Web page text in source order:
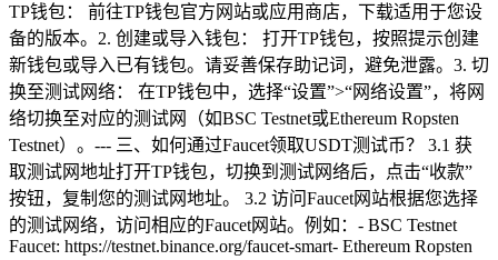
TP钱包： 前往TP钱包官方网站或应用商店，下载适用于您设
备的版本。2. 创建或导入钱包： 打开TP钱包，按照提示创建
新钱包或导入已有钱包。请妥善保存助记词，避免泄露。3. 切
换至测试网络： 在TP钱包中，选择“设置”>“网络设置”，将网
络切换至对应的测试网（如BSC Testnet或Ethereum Ropsten
Testnet）。--- 三、如何通过Faucet领取USDT测试币？ 3.1 获
取测试网地址打开TP钱包，切换到测试网络后，点击“收款”
按钮，复制您的测试网地址。 3.2 访问Faucet网站根据您选择
的测试网络，访问相应的Faucet网站。例如：- BSC Testnet
Faucet: https://testnet.binance.org/faucet-smart- Ethereum Ropsten